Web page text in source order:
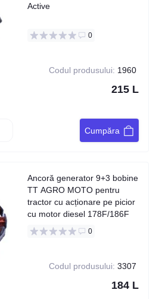
Active
0
Codul produsului: 1960
215 L
Cumpăra
Ancoră generator 9+3 bobine
TT AGRO MOTO pentru
tractor cu acționare pe picior
cu motor diesel 178F/186F
0
Codul produsului: 3307
184 L